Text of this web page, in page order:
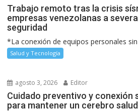
Trabajo remoto tras la crisis
empresas venezolanas a
seguridad
*La conexión de equipos personales
Salud y Tecnología
agosto 3, 2026 Editor
Cuidado preventivo y conexión
para mantener un cerebro